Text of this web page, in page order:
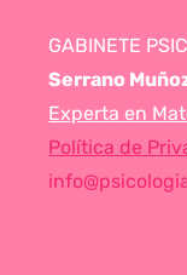
GABINETE
Serrano
Experta en
Política de